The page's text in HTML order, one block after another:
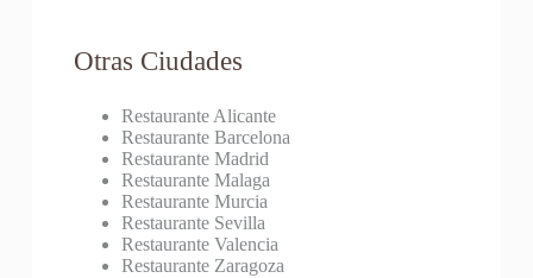
Otras Ciudades
Restaurante Alicante
Restaurante Barcelona
Restaurante Madrid
Restaurante Malaga
Restaurante Murcia
Restaurante Sevilla
Restaurante Valencia
Restaurante Zaragoza